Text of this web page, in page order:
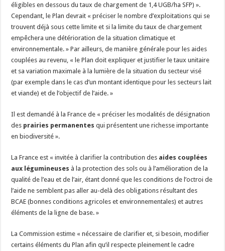
éligibles en dessous du taux de chargement de 1,4 UGB/ha SFP) ».
Cependant, le Plan devrait « préciser le nombre d’exploitations qui se
trouvent déjà sous cette limite et si la limite du taux de chargement
empêchera une détérioration de la situation climatique et
environnementale. » Par ailleurs, de manière générale pour les aides
couplées au revenu, « le Plan doit expliquer et justifier le taux unitaire
et sa variation maximale à la lumière de la situation du secteur visé
(par exemple dans le cas d’un montant identique pour les secteurs lait
et viande) et de l’objectif de l’aide. »
Il est demandé à la France de « préciser les modalités de désignation
des prairies permanentes qui présentent une richesse importante
en biodiversité ».
La France est « invitée à clarifier la contribution des aides couplées
aux légumineuses à la protection des sols ou à l’amélioration de la
qualité de l’eau et de l’air, étant donné que les conditions de l’octroi de
l’aide ne semblent pas aller au-delà des obligations résultant des
BCAE (bonnes conditions agricoles et environnementales) et autres
éléments de la ligne de base. »
La Commission estime « nécessaire de clarifier et, si besoin, modifier
certains éléments du Plan afin qu’il respecte pleinement le cadre